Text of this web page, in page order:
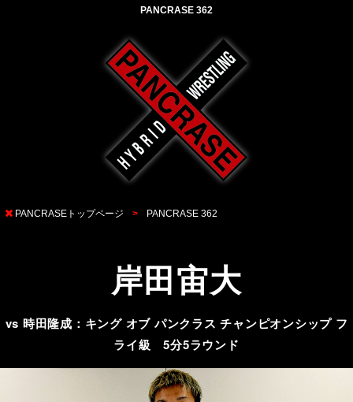
PANCRASE 362
PANCRASEトップページ PANCRASE 362
岸田宙大
vs 時田隆成：キング オブ パンクラス チャンピオンシップ フ
ライ級 5分5ラウンド